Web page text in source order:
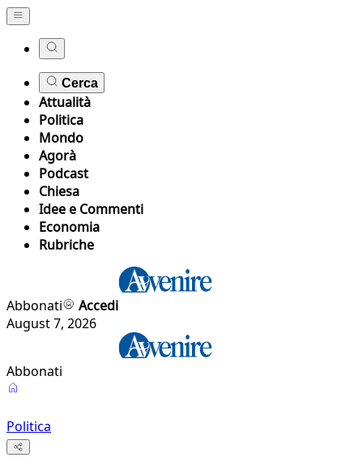
Cerca
Attualità
Politica
Mondo
Agorà
Podcast
Chiesa
Idee e Commenti
Economia
Rubriche
Abbonati
Accedi
August 7, 2026
Abbonati
Politica